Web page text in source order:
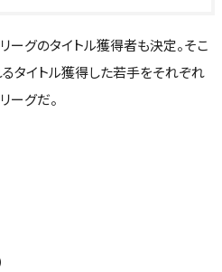
ーグのタイトル獲得者も決定。そこ
タイトル獲得した若手をそれぞれ
ーグだ。